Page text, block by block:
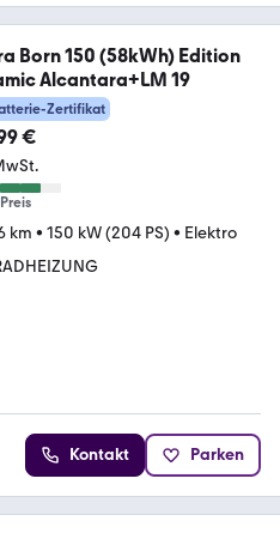
Born 150 (58kWh) Edition
Alcantara+LM 19
Zertifikat
€
km • 150 kW (204 PS) • Elektro
Kontakt Parken